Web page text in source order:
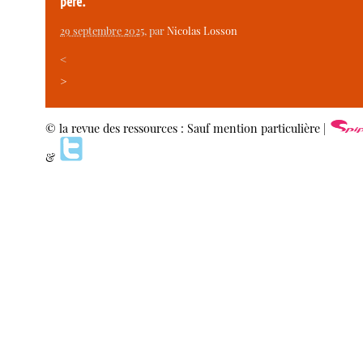
29 septembre 2025, parNicolas Losson
<
>
© la revue des ressources : Sauf mention particulière |
&